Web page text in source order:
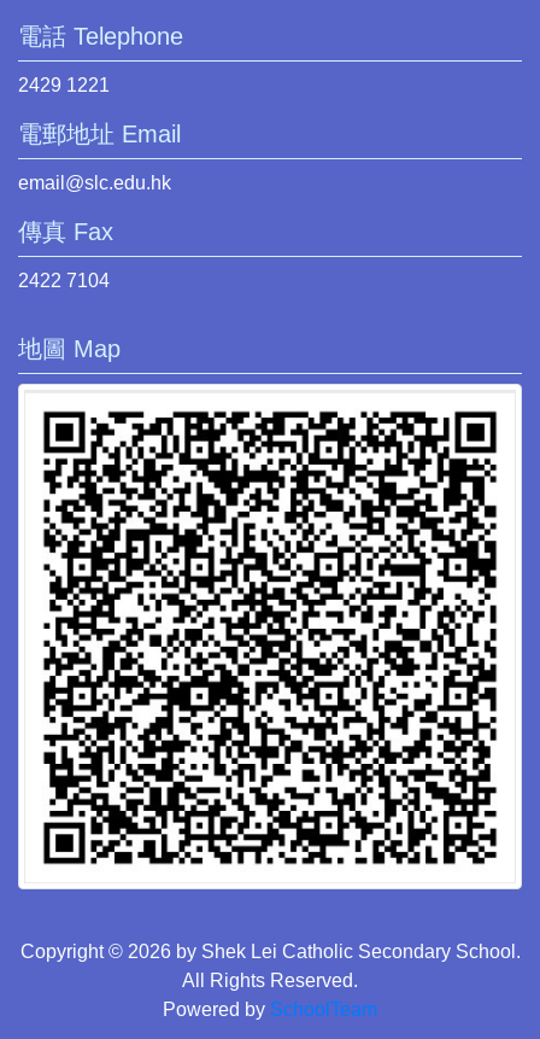
電話 Telephone
2429 1221
電郵地址 Email
email@slc.edu.hk
傳真 Fax
2422 7104
地圖 Map
Copyright © 2026 by Shek Lei Catholic Secondary School.
All Rights Reserved.
Powered by SchoolTeam